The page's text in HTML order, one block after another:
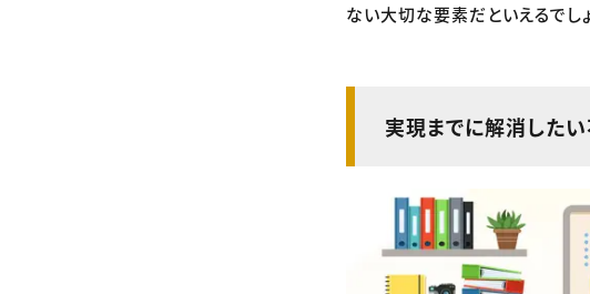
ない大切な要素だといえるでしょ
実現までに解消した